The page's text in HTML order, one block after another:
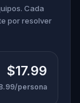
y
antes de
a mano
Cada
por resolver
$17.99
persona